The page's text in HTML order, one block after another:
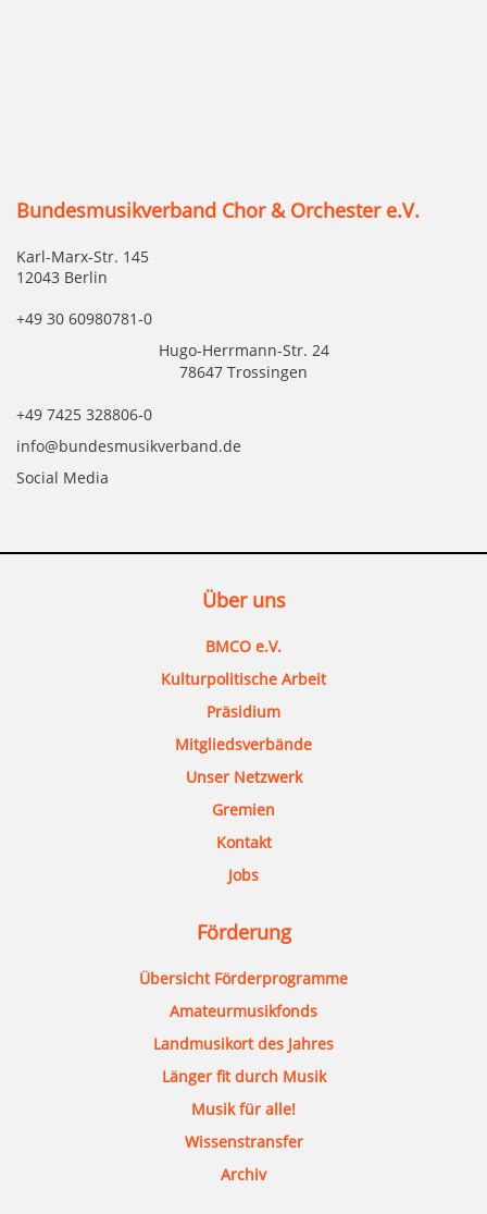
Bundesmusikverband Chor & Orchester e.V.
Karl-Marx-Str. 145
12043 Berlin
+49 30 60980781-0
Hugo-Herrmann-Str. 24
78647 Trossingen
+49 7425 328806-0
info@bundesmusikverband.de
Social Media
Über uns
BMCO e.V.
Kulturpolitische Arbeit
Präsidium
Mitgliedsverbände
Unser Netzwerk
Gremien
Kontakt
Jobs
Förderung
Übersicht Förderprogramme
Amateurmusikfonds
Landmusikort des Jahres
Länger fit durch Musik
Musik für alle!
Wissenstransfer
Archiv